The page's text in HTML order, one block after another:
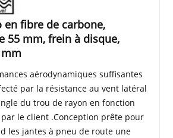
en fibre de carbone,
55 mm, frein à disque,
aérodynamiques suffisantes
par la résistance au vent latéral
du trou de rayon en fonction
le client .Conception prête pour
les jantes à pneu de route une